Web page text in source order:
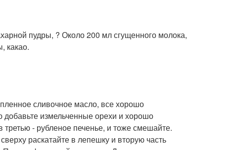
пудры, ? Около 200 мл сгущенного молока,
какао.
сливочное масло, все хорошо
измельченные орехи и хорошо
- рубленое печенье, и тоже смешайте.
раскатайте в лепешку и вторую часть